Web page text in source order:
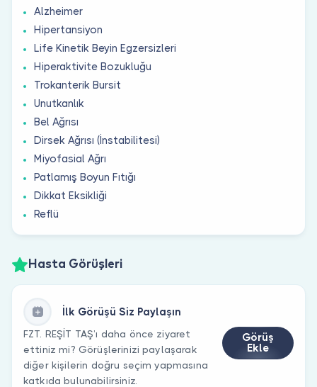
Alzheimer
Hipertansiyon
Life Kinetik Beyin Egzersizleri
Hiperaktivite Bozukluğu
Trokanterik Bursit
Unutkanlık
Bel Ağrısı
Dirsek Ağrısı (İnstabilitesi)
Miyofasial Ağrı
Patlamış Boyun Fıtığı
Dikkat Eksikliği
Reflü
Hasta Görüşleri
İlk Görüşü Siz Paylaşın
FZT. REŞİT TAŞ’ı daha önce ziyaret
ettiniz mi? Görüşlerinizi paylaşarak
diğer kişilerin doğru seçim yapmasına
katkıda bulunabilirsiniz.
Görüş
Ekle